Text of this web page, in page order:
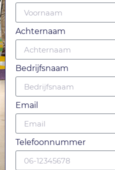
Achternaam
Bedrijfsnaam
Email
Telefoonnummer